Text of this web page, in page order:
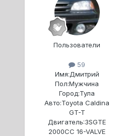
Пользователи
59
Имя:Дмитрий
Пол:Мужчина
Город:Тула
Авто:Toyota Caldina
GT-T
Двигатель:3SGTE
2000CC 16-VALVE